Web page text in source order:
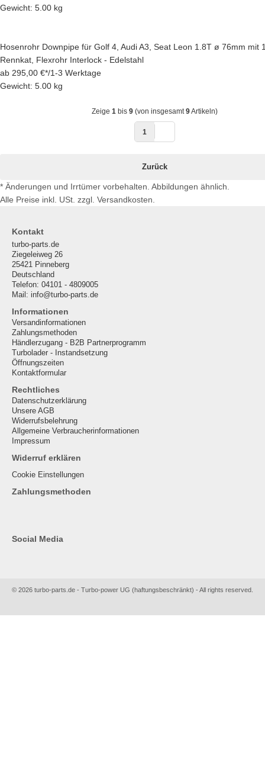
Gewicht: 5.00 kg
Hosenrohr Downpipe für Golf 4, Audi A3, Seat Leon 1.8T ø 76mm mit
Rennkat, Flexrohr Interlock - Edelstahl
ab 295,00 €*/1-3 Werktage
Gewicht: 5.00 kg
Zeige 1 bis 9 (von insgesamt9Artikeln)
1
Zurück
* Änderungen und Irrtümer vorbehalten. Abbildungen ähnlich.
Alle Preise inkl. USt. zzgl. Versandkosten.
Kontakt
turbo-parts.de
Ziegeleiweg 26
25421 Pinneberg
Deutschland
Telefon: 04101 - 4809005
Mail: info@turbo-parts.de
Informationen
Versandinformationen
Zahlungsmethoden
Händlerzugang - B2B Partnerprogramm
Turbolader - Instandsetzung
Öffnungszeiten
Kontaktformular
Rechtliches
Datenschutzerklärung
Unsere AGB
Widerrufsbelehrung
Allgemeine Verbraucherinformationen
Impressum
Widerruf erklären
Cookie Einstellungen
Zahlungsmethoden
Social Media
© 2026 turbo-parts.de - Turbo-power UG (haftungsbeschränkt) - All rights reserved.